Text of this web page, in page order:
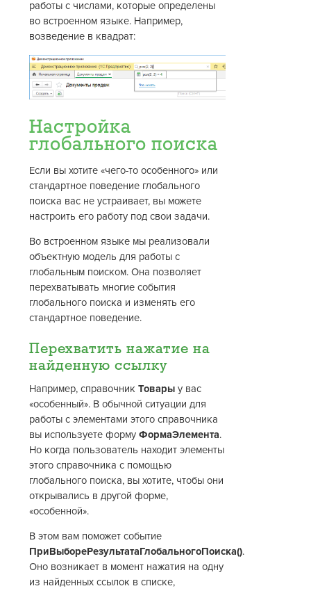
работы с числами, которые определены
во встроенном языке. Например,
возведение в квадрат:
Настройка
глобального поиска
Если вы хотите «чего-то особенного» или
стандартное поведение глобального
поиска вас не устраивает, вы можете
настроить его работу под свои задачи.
Во встроенном языке мы реализовали
объектную модель для работы с
глобальным поиском. Она позволяет
перехватывать многие события
глобального поиска и изменять его
стандартное поведение.
Перехватить нажатие на
найденную ссылку
Например, справочникТовары у вас
«особенный». В обычной ситуации для
работы с элементами этого справочника
вы используете формуФормаЭлемента.
Но когда пользователь находит элементы
этого справочника с помощью
глобального поиска, вы хотите, чтобы они
открывались в другой форме,
«особенной».
В этом вам поможет событие
ПриВыбореРезультатаГлобальногоПоиска().
Оно возникает в момент нажатия на одну
из найденных ссылок в списке,